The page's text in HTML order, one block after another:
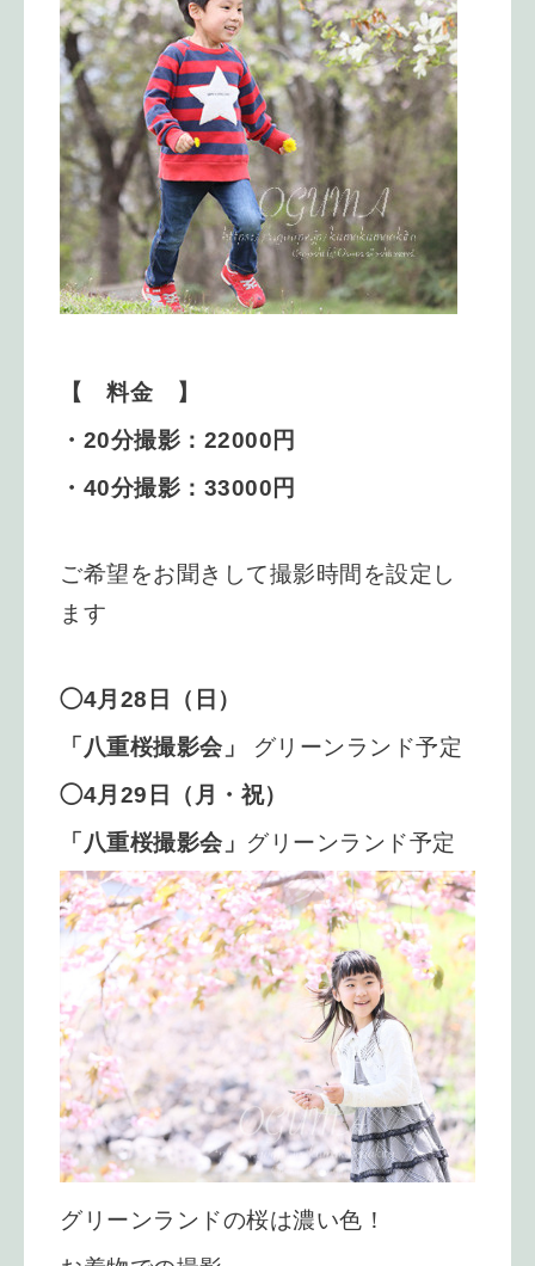
【 料金 】
・20分撮影：22000円
・40分撮影：33000円
ご希望をお聞きして撮影時間を設定し
ます
◯4月28日（日）
「八重桜撮影会」
グリーンランド予定
◯4月29日（月・祝）
「八重桜撮影会」 グリーンランド予定
グリーンランドの桜は濃い色！